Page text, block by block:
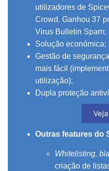
utilizadores de
Crowd. Ganhou 37
Virus Bulletin Spam;
Solução económica;
Gestão de
mais fácil
utilização);
Dupla proteção
Outras features do
Whitelisting,
criação de